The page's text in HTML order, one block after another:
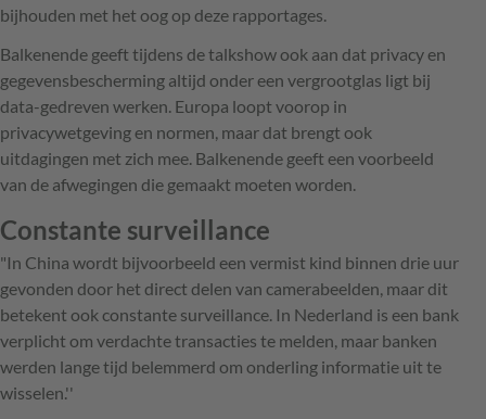
bijhouden met het oog op deze rapportages.
Balkenende geeft tijdens de talkshow ook aan dat privacy en
gegevensbescherming altijd onder een vergrootglas ligt bij
data-gedreven werken. Europa loopt voorop in
privacywetgeving en normen, maar dat brengt ook
uitdagingen met zich mee. Balkenende geeft een voorbeeld
van de afwegingen die gemaakt moeten worden.
Constante surveillance
"In China wordt bijvoorbeeld een vermist kind binnen drie uur
gevonden door het direct delen van camerabeelden, maar dit
betekent ook constante surveillance. In Nederland is een bank
verplicht om verdachte transacties te melden, maar banken
werden lange tijd belemmerd om onderling informatie uit te
wisselen.''